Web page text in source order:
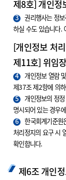
제8호] 개인정
3
권리행사는 정
하실 수도 있습니다.
[개인정보 처
제11호] 위임장
4
개인정보 열람
제37조 제2항에 의
5
개인정보의 정
명시되어 있는 경우
6
한국회계기준원
처리정지의 요구 시
확인합니다.
제6조 개인정